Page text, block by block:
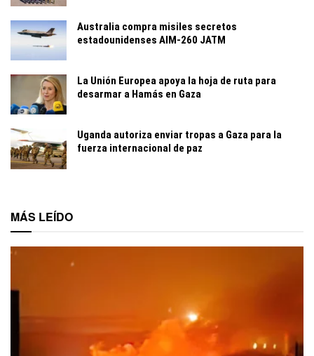
Australia compra misiles secretos
estadounidenses AIM-260 JATM
La Unión Europea apoya la hoja de ruta para
desarmar a Hamás en Gaza
Uganda autoriza enviar tropas a Gaza para la
fuerza internacional de paz
MÁS LEÍDO